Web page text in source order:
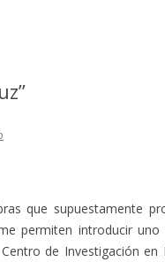
que supuestamente
permiten introducir
de Investigación